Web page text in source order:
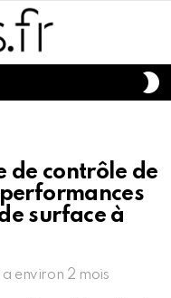
de contrôle de
surface à
a environ 2 mois